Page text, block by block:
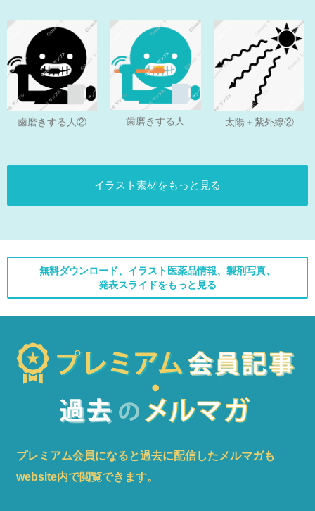
歯磨きする人② 歯磨きする人 太陽＋紫外線②
イラスト素材をもっと見る
無料ダウンロード、イラスト医薬品情報、製剤写真、
発表スライドをもっと見る
プレミアム会員になると過去に配信したメルマガも
website内で閲覧できます。